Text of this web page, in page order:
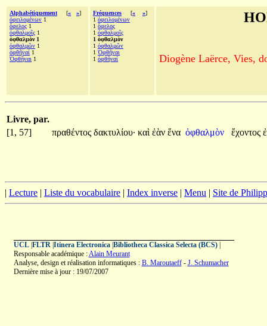
Alphabétiquement [« »]
ὀφειλομένων 1
ὄφελος 1
ὀφθαλμοῖς 1
ὀφθαλμὸν 1
ὀφθαλμῶν 1
ὀφθῆναί 1
Ὀφθῆναι 1
Fréquences [« »]
1 ὀφειλομένων
1 ὄφελος
1 ὀφθαλμοῖς
1 ὀφθαλμὸν
1 ὀφθαλμῶν
1 Ὀφθῆναι
1 ὀφθῆναί Diogène Laërce, Vies,
Livre, par.
[1, 57]
πραθέντος δακτυλίου· καὶ ἐὰν ἕνα ὀφθαλμὸν ἔχοντος
| Lecture | Liste du vocabulaire | Index inverse | Menu | Site de
UCL| FLTR| Itinera Electronica| Bibliotheca Classica Selecta (BCS)|
Responsable académique :Alain Meurant
Analyse, design et réalisation informatiques : B. Maroutaeff- J. Schumacher
Dernière mise à jour : 19/07/2007